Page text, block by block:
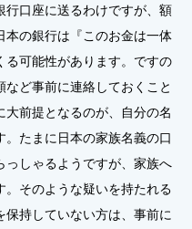
口座に送るわけですが、額
本の銀行は『このお金は一体
る可能性があります。ですの
ど事前に連絡しておくこと
前提となるのが、自分の名
たまに日本の家族名義の口
っしゃるようですが、家族へ
そのような疑いを持たれる
保持していない方は、事前に